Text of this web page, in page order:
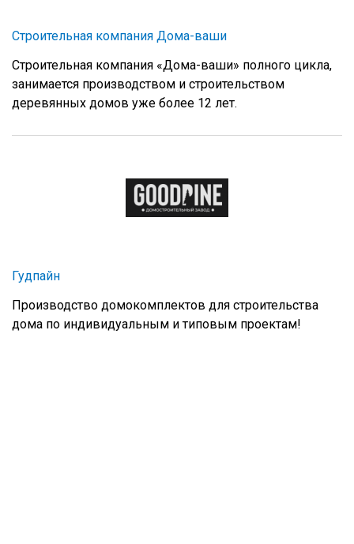
Строительная компания Дома-ваши
Строительная компания «Дома-ваши» полного цикла,
занимается производством и строительством
деревянных домов уже более 12 лет.
Гудпайн
Производство домокомплектов для строительства
дома по индивидуальным и типовым проектам!